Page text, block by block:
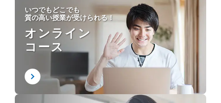
いつでもどこでも
質の高い授業が受けられる！
オンライン
コース